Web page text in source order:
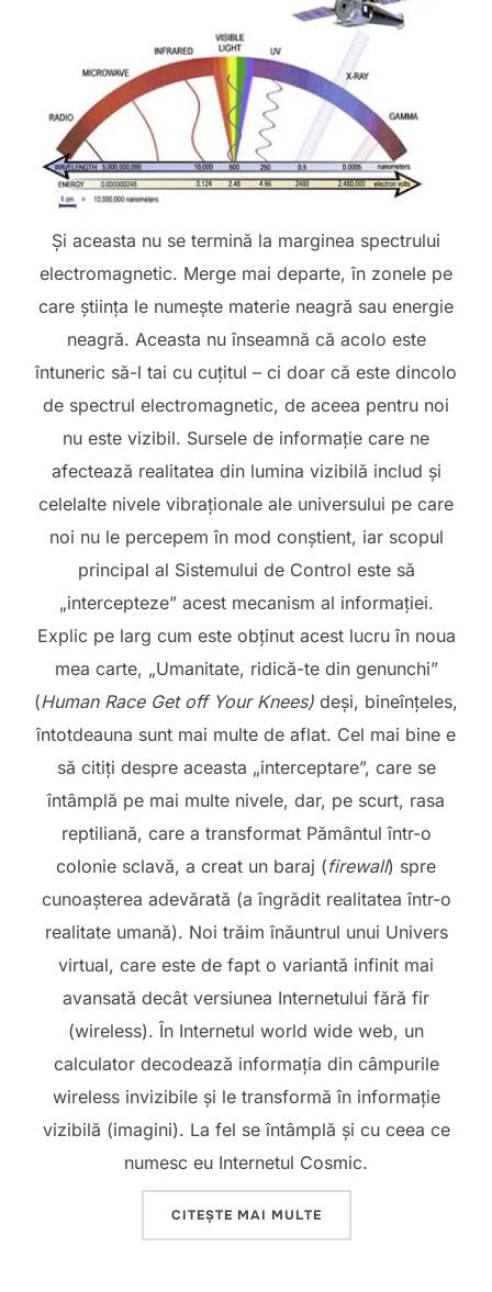
Și aceasta nu se termină la marginea spectrului
electromagnetic. Merge mai departe, în zonele pe
care știința le numește materie neagră sau energie
neagră. Aceasta nu înseamnă că acolo este
întuneric să-l tai cu cuțitul – ci doar că este dincolo
de spectrul electromagnetic, de aceea pentru noi
nu este vizibil. Sursele de informație care ne
afectează realitatea din lumina vizibilă includ și
celelalte nivele vibraționale ale universului pe care
noi nu le percepem în mod conștient, iar scopul
principal al Sistemului de Control este să
„intercepteze” acest mecanism al informației.
Explic pe larg cum este obținut acest lucru în noua
mea carte, „Umanitate, ridică-te din genunchi”
(Human Race Get off Your Knees) deși, bineînțeles,
întotdeauna sunt mai multe de aflat. Cel mai bine e
să citiți despre aceasta „interceptare”, care se
întâmplă pe mai multe nivele, dar, pe scurt, rasa
reptiliană, care a transformat Pământul într-o
colonie sclavă, a creat un baraj (firewall) spre
cunoașterea adevărată (a îngrădit realitatea într-o
realitate umană). Noi trăim înăuntrul unui Univers
virtual, care este de fapt o variantă infinit mai
avansată decât versiunea Internetului fără fir
(wireless). În Internetul world wide web, un
calculator decodează informația din câmpurile
wireless invizibile și le transformă în informație
vizibilă (imagini). La fel se întâmplă și cu ceea ce
numesc eu Internetul Cosmic.
CITEȘTE MAI MULTE„INTERNETUL